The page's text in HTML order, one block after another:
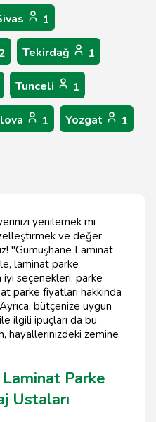
1
Tekirdağ 1
Tunceli 1
1 Yozgat 1
yenilemek mi
ve değer
"Gümüşhane Laminat
laminat parke
seçenekleri, parke
parke fiyatları hakkında
bütçenize uygun
ilgili ipuçları da bu
hayallerinizdeki zemine
Parke
Ustaları